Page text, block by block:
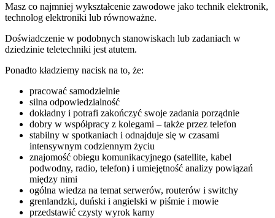
Masz co najmniej wykształcenie zawodowe jako technik elektronik,
technolog elektroniki lub równoważne.
Doświadczenie w podobnych stanowiskach lub zadaniach w
dziedzinie teletechniki jest atutem.
Ponadto kładziemy nacisk na to, że:
pracować samodzielnie
silna odpowiedzialność
dokładny i potrafi zakończyć swoje zadania porządnie
dobry w współpracy z kolegami – także przez telefon
stabilny w spotkaniach i odnajduje się w czasami
intensywnym codziennym życiu
znajomość obiegu komunikacyjnego (satellite, kabel
podwodny, radio, telefon) i umiejętność analizy powiązań
między nimi
ogólna wiedza na temat serwerów, routerów i switchy
grenlandzki, duński i angielski w piśmie i mowie
przedstawić czysty wyrok karny